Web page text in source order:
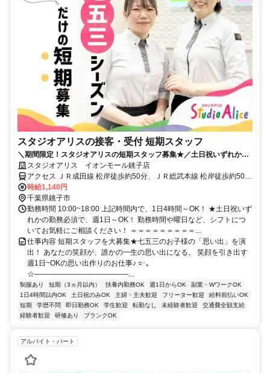
スタジオアリスの接客・受付 短期スタッフ
＼期間限定！スタジオアリスの短期スタッフ募集★／土日祝いずれかの
勤務必須で週1日、1日4h～OK！
スタジオアリス イオンモール銚子店
アクセス ＪＲ成田線 松岸徒歩約50分、ＪＲ総武本線 松岸徒歩約50
分、ＪＲ成田線 銚子徒歩約56分 JR総武本線 銚子駅よりバス10分
時給1,140円
千葉県銚子市
勤務時間 10:00~18:00 上記時間内で、1日4時間～OK！ ★土日祝いず
れかの勤務必須で、週1日～OK！ 勤務時間や曜日など、シフトにつ
いてお気軽にご相談ください！ ＝＝＝＝＝＝＝＝＝...
仕事内容 短期スタッフを大募集★七五三のお子様の「思い出」を演
出！ あなたの笑顔が、誰かの一生の思い出になる。 笑顔を引き出す
週1日~OKの思い出作りのお仕事♪ ○･｡
☆―――――――――――――...
制服あり 短期（3ヵ月以内） 扶養内勤務OK 週1日からOK
副業・WワークOK
1日4時間以内OK
土日祝のみOK 主婦・主夫歓迎 フリーター歓迎
給料前払いOK
短期
学歴不問 即日勤務OK 学生歓迎 転勤なし 未経験者歓迎
交通費全額支給
経験者歓迎
研修あり ブランクOK
アルバイト・パート